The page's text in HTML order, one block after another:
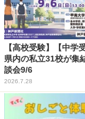
【高校受験】【中学
県内の私立31校が集
談会9/6
2026.7.28